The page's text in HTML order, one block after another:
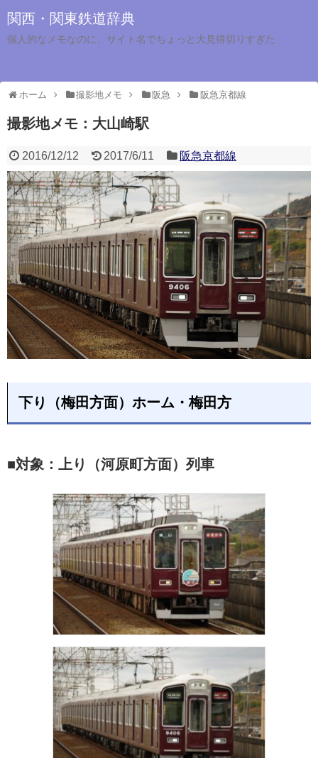
関西・関東鉄道辞典
個人的なメモなのに、サイト名でちょっと大見得切りすぎた
ホーム 撮影地メモ 阪急 阪急京都線
撮影地メモ：大山崎駅
2016/12/12 2017/6/11 阪急京都線
下り（梅田方面）ホーム・梅田方
■対象：上り（河原町方面）列車